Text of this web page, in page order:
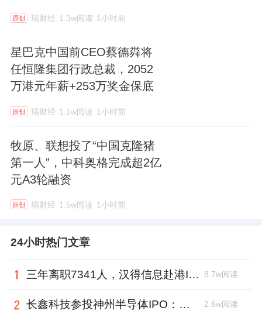
原创 瑞财经 1.3w阅读 1小时前
星巴克中国前CEO蔡德粦将
任恒隆集团行政总裁，2052
万港元年薪+253万奖金保底
原创 瑞财经 1.1w阅读 1小时前
牧原、联想投了“中国克隆猪
第一人”，中科奥格完成超2亿
元A3轮融资
原创 瑞财经 1.5w阅读 1小时前
24小时热门文章
三年离职7341人，汉得信息赴港IPO前欠缴社保1.55亿元 8.7w阅读
长鑫科技参投神州半导体IPO：朱培文、陈觉晓变现2.6亿，董秘和保荐人有旧 2.6w阅读